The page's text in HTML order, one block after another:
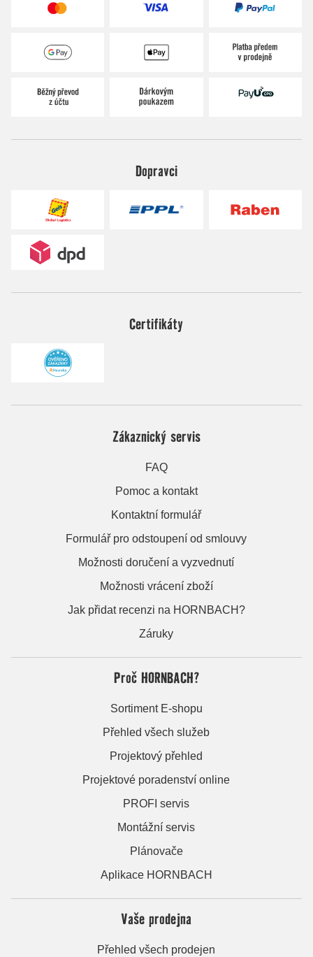
Dopravci
Certifikáty
Zákaznický servis
FAQ
Pomoc a kontakt
Kontaktní formulář
Formulář pro odstoupení od smlouvy
Možnosti doručení a vyzvednutí
Možnosti vrácení zboží
Jak přidat recenzi na HORNBACH?
Záruky
Proč HORNBACH?
Sortiment E-shopu
Přehled všech služeb
Projektový přehled
Projektové poradenství online
PROFI servis
Montážní servis
Plánovače
Aplikace HORNBACH
Vaše prodejna
Přehled všech prodejen